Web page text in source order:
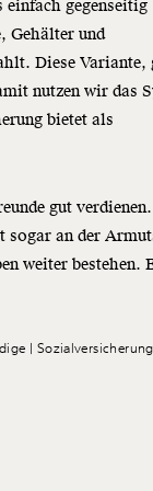
einfach gegenseitig
Gehälter und
Diese Variante,
nutzen wir das
bietet als
gut
sogar an der
weiter bestehen.
Sozialversicherung